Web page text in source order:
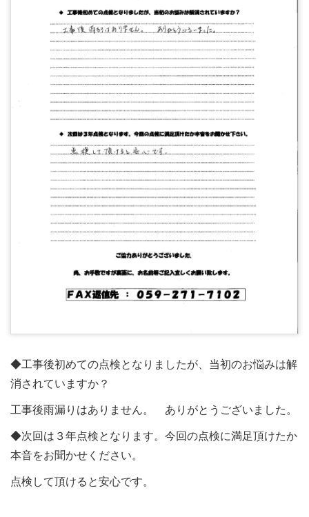
◆工事後初めての点検となりましたが、当初のお悩みは解
消されていますか？
工事後雨漏りはありません。 ありがとうございました。
◆次回は３年点検となります。今回の点検に満足頂けたか
本音をお聞かせください。
点検して頂けると安心です。